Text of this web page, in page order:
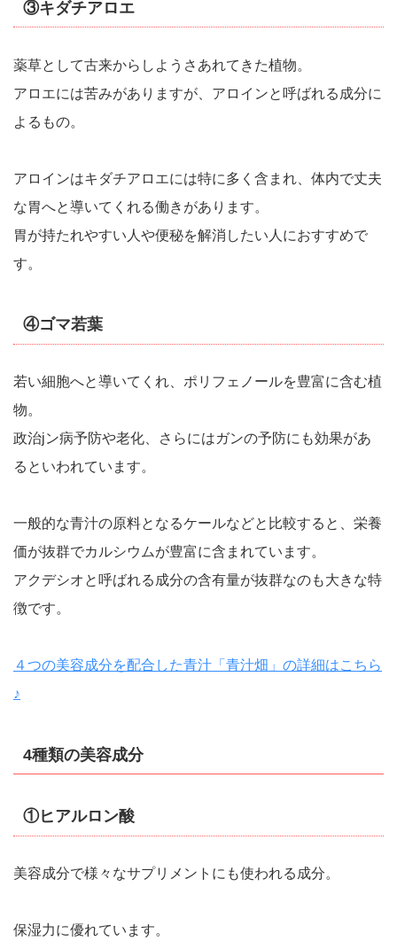
③キダチアロエ
薬草として古来からしようさあれてきた植物。
アロエには苦みがありますが、アロインと呼ばれる成分に
よるもの。
アロインはキダチアロエには特に多く含まれ、体内で丈夫
な胃へと導いてくれる働きがあります。
胃が持たれやすい人や便秘を解消したい人におすすめで
す。
④ゴマ若葉
若い細胞へと導いてくれ、ポリフェノールを豊富に含む植
物。
政治jン病予防や老化、さらにはガンの予防にも効果があ
るといわれています。
一般的な青汁の原料となるケールなどと比較すると、栄養
価が抜群でカルシウムが豊富に含まれています。
アクデシオと呼ばれる成分の含有量が抜群なのも大きな特
徴です。
４つの美容成分を配合した青汁「青汁畑」の詳細はこちら
♪
4種類の美容成分
①ヒアルロン酸
美容成分で様々なサプリメントにも使われる成分。
保湿力に優れています。